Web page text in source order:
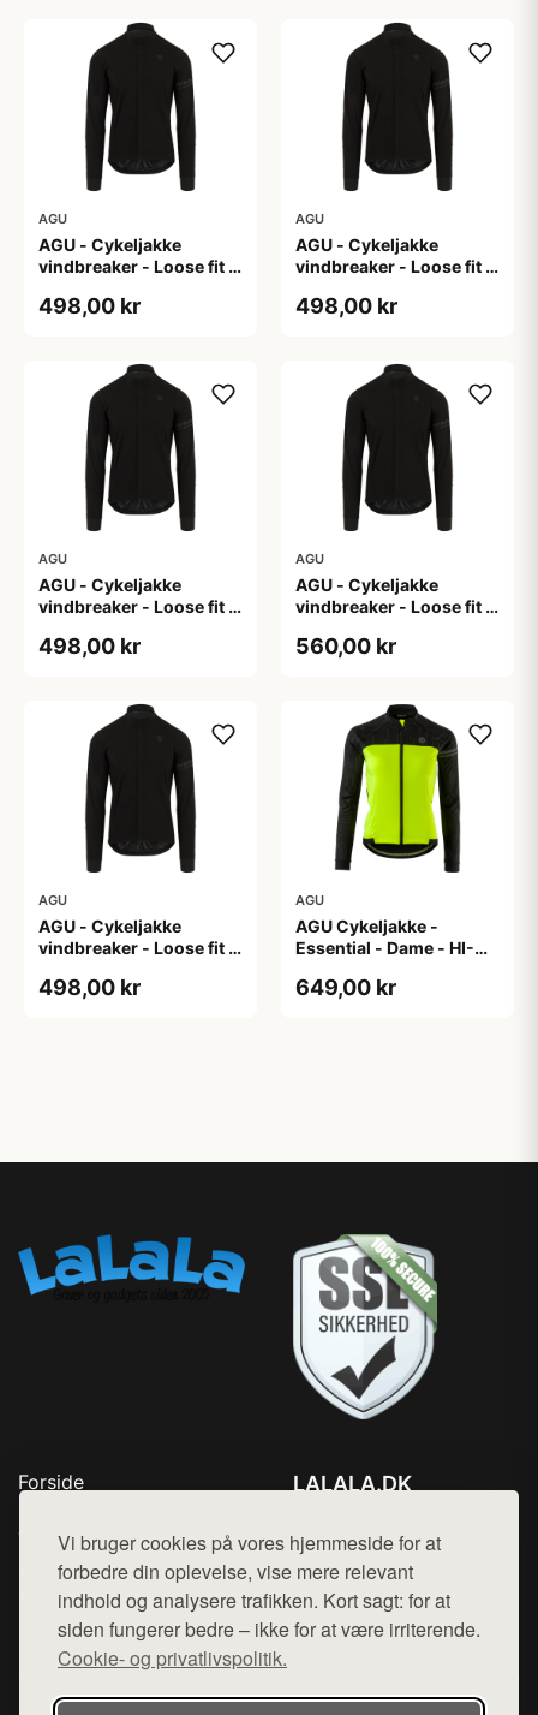
Vi bruger cookies på vores hjemmeside for at
forbedre din oplevelse, vise mere relevant
indhold og analysere trafikken. Kort sagt: for at
siden fungerer bedre – ikke for at være irriterende.
Cookie- og privatlivspolitik.
AGU
AGU - Cykeljakke
vindbreaker - Loose fit -
498,00 kr
AGU
AGU - Cykeljakke
vindbreaker - Loose fit -
498,00 kr
AGU
AGU - Cykeljakke
vindbreaker - Loose fit -
498,00 kr
AGU
AGU - Cykeljakke
vindbreaker - Loose fit -
560,00 kr
AGU
AGU - Cykeljakke
vindbreaker - Loose fit -
498,00 kr
AGU
AGU Cykeljakke -
Essential - Dame - HI-
649,00 kr
Forside
Top Rabatter
Blog
Kontakt
LALALA.DK
Mail: hej@want.dk
Cookie- og privatlivspolitik